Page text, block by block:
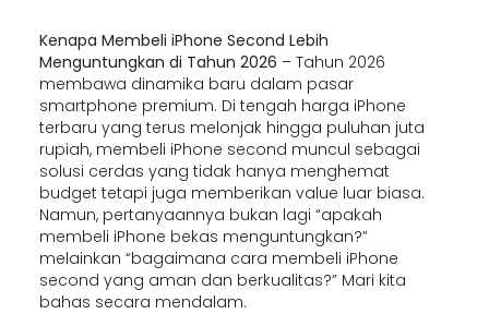
Kenapa Membeli iPhone Second Lebih
Menguntungkan di Tahun 2026 – Tahun 2026
membawa dinamika baru dalam pasar
smartphone premium. Di tengah harga iPhone
terbaru yang terus melonjak hingga puluhan juta
rupiah, membeli iPhone second muncul sebagai
solusi cerdas yang tidak hanya menghemat
budget tetapi juga memberikan value luar biasa.
Namun, pertanyaannya bukan lagi “apakah
membeli iPhone bekas menguntungkan?”
melainkan “bagaimana cara membeli iPhone
second yang aman dan berkualitas?” Mari kita
bahas secara mendalam.